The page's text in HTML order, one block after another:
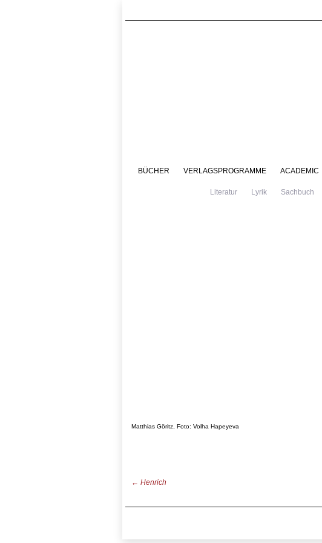
BÜCHER
Literatur Lyrik Sachbuch
VERLAGSPROGRAMME ACADEMIC
Matthias Göritz, Foto: Volha Hapeyeva
← Henrich